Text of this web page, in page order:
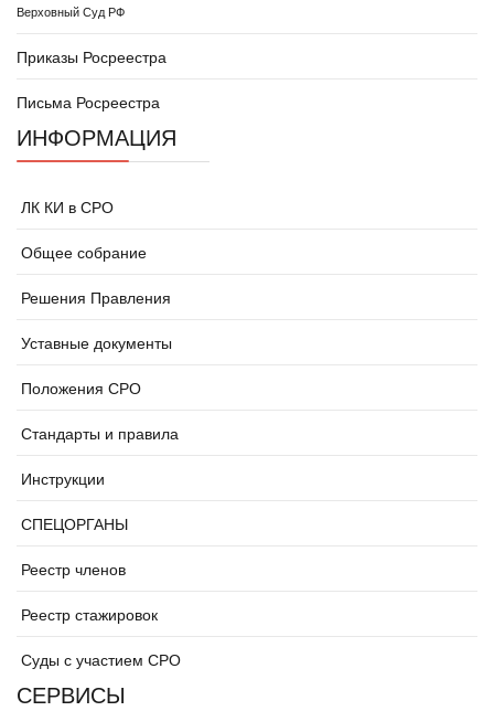
Верховный Суд РФ
Приказы Росреестра
Письма Росреестра
ИНФОРМАЦИЯ
ЛК КИ в СРО
Общее собрание
Решения Правления
Уставные документы
Положения СРО
Стандарты и правила
Инструкции
СПЕЦОРГАНЫ
Реестр членов
Реестр стажировок
Суды с участием СРО
СЕРВИСЫ